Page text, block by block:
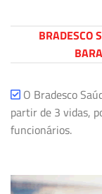
BRADESCO
O Bradesco
partir de 3 vidas,
funcionários.